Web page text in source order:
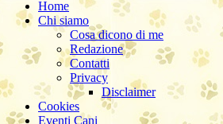
Home
Chi siamo
Cosa dicono di me
Redazione
Contatti
Privacy
Disclaimer
Cookies
Eventi Cani